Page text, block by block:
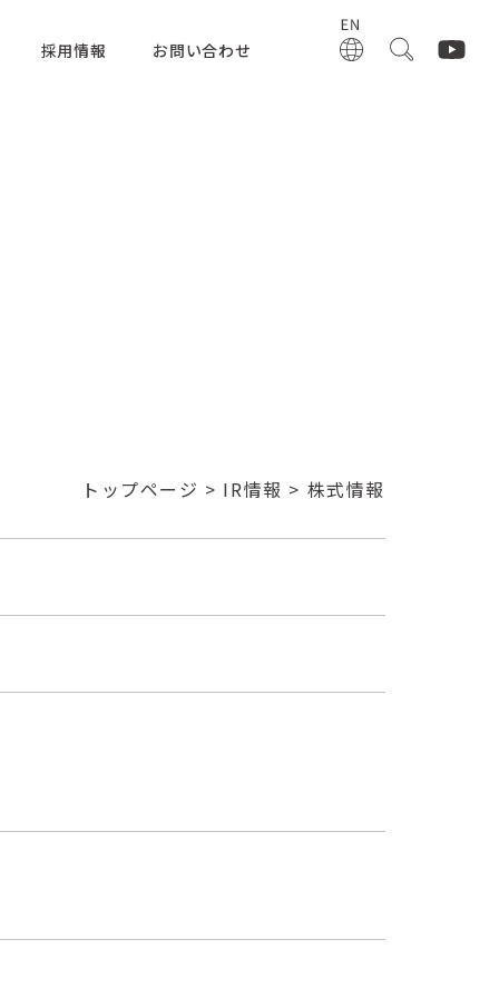
採用情報 お問い合わせ
トップページ > IR情報 > 株式情報